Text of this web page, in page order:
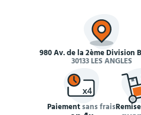
980 Av. de la 2ème Division
30133 LES ANGLES
Paiementsans frais